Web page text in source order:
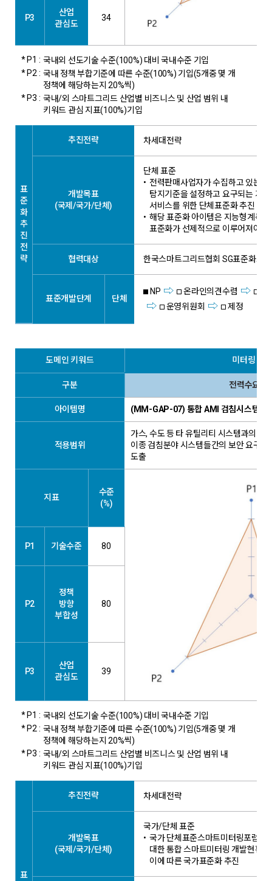
P3
산업
관심도
34
* P1 : 국내외 선도기술 수준(100%) 대비 국내수준 기입
* P2 : 국내 정책 부합기준에 따른 수준(100%) 기입(5개중 몇 개
정책에 해당하는지 20%씩)
* P3 : 국내/외 스마트그리드 산업별 비즈니스 및 산업 범위 내
키워드 관심 지표(100%)기입
표
준
화
추
진
전
략
추진전략 차세대전략
개발목표
(국제/국가/단체)
단체 표준
• 전력판매사업자가 수집하고 있는
탐지기준을 설정하고 요구되는 기
서비스를 위한 단체표준화 추진
• 해당 표준화 아이템은 지능형계측
표준화가 선제적으로 이루어져야 함
협력대상 한국스마트그리드협회 SG표준화포럼
표준개발단계 단체
NP 온라인의견수렴
운영위원회
제정
도메인 키워드 미터링 관리
구분 전력수요관
아이템명 (MM-GAP-07) 통합 AMI 검침시스템 인
적용범위
가스, 수도 등 타 유틸리티 시스템과의 연
이종 검침분야 시스템들간의 보안 요구
도출
지표
수준
(%)
P1 기술수준 80
P2
정책
방향
부합성
80
P3
산업
관심도
39
* P1 : 국내외 선도기술 수준(100%) 대비 국내수준 기입
* P2 : 국내 정책 부합기준에 따른 수준(100%) 기입(5개중 몇 개
정책에 해당하는지 20%씩)
* P3 : 국내/외 스마트그리드 산업별 비즈니스 및 산업 범위 내
키워드 관심 지표(100%)기입
표
추진전략 차세대전략
개발목표
(국제/국가/단체)
국가/단체 표준
• 국가 단체표준스마트미터링포럼
대한 통합 스마트미터링 개발현황
이에 따른 국가표준화 추진